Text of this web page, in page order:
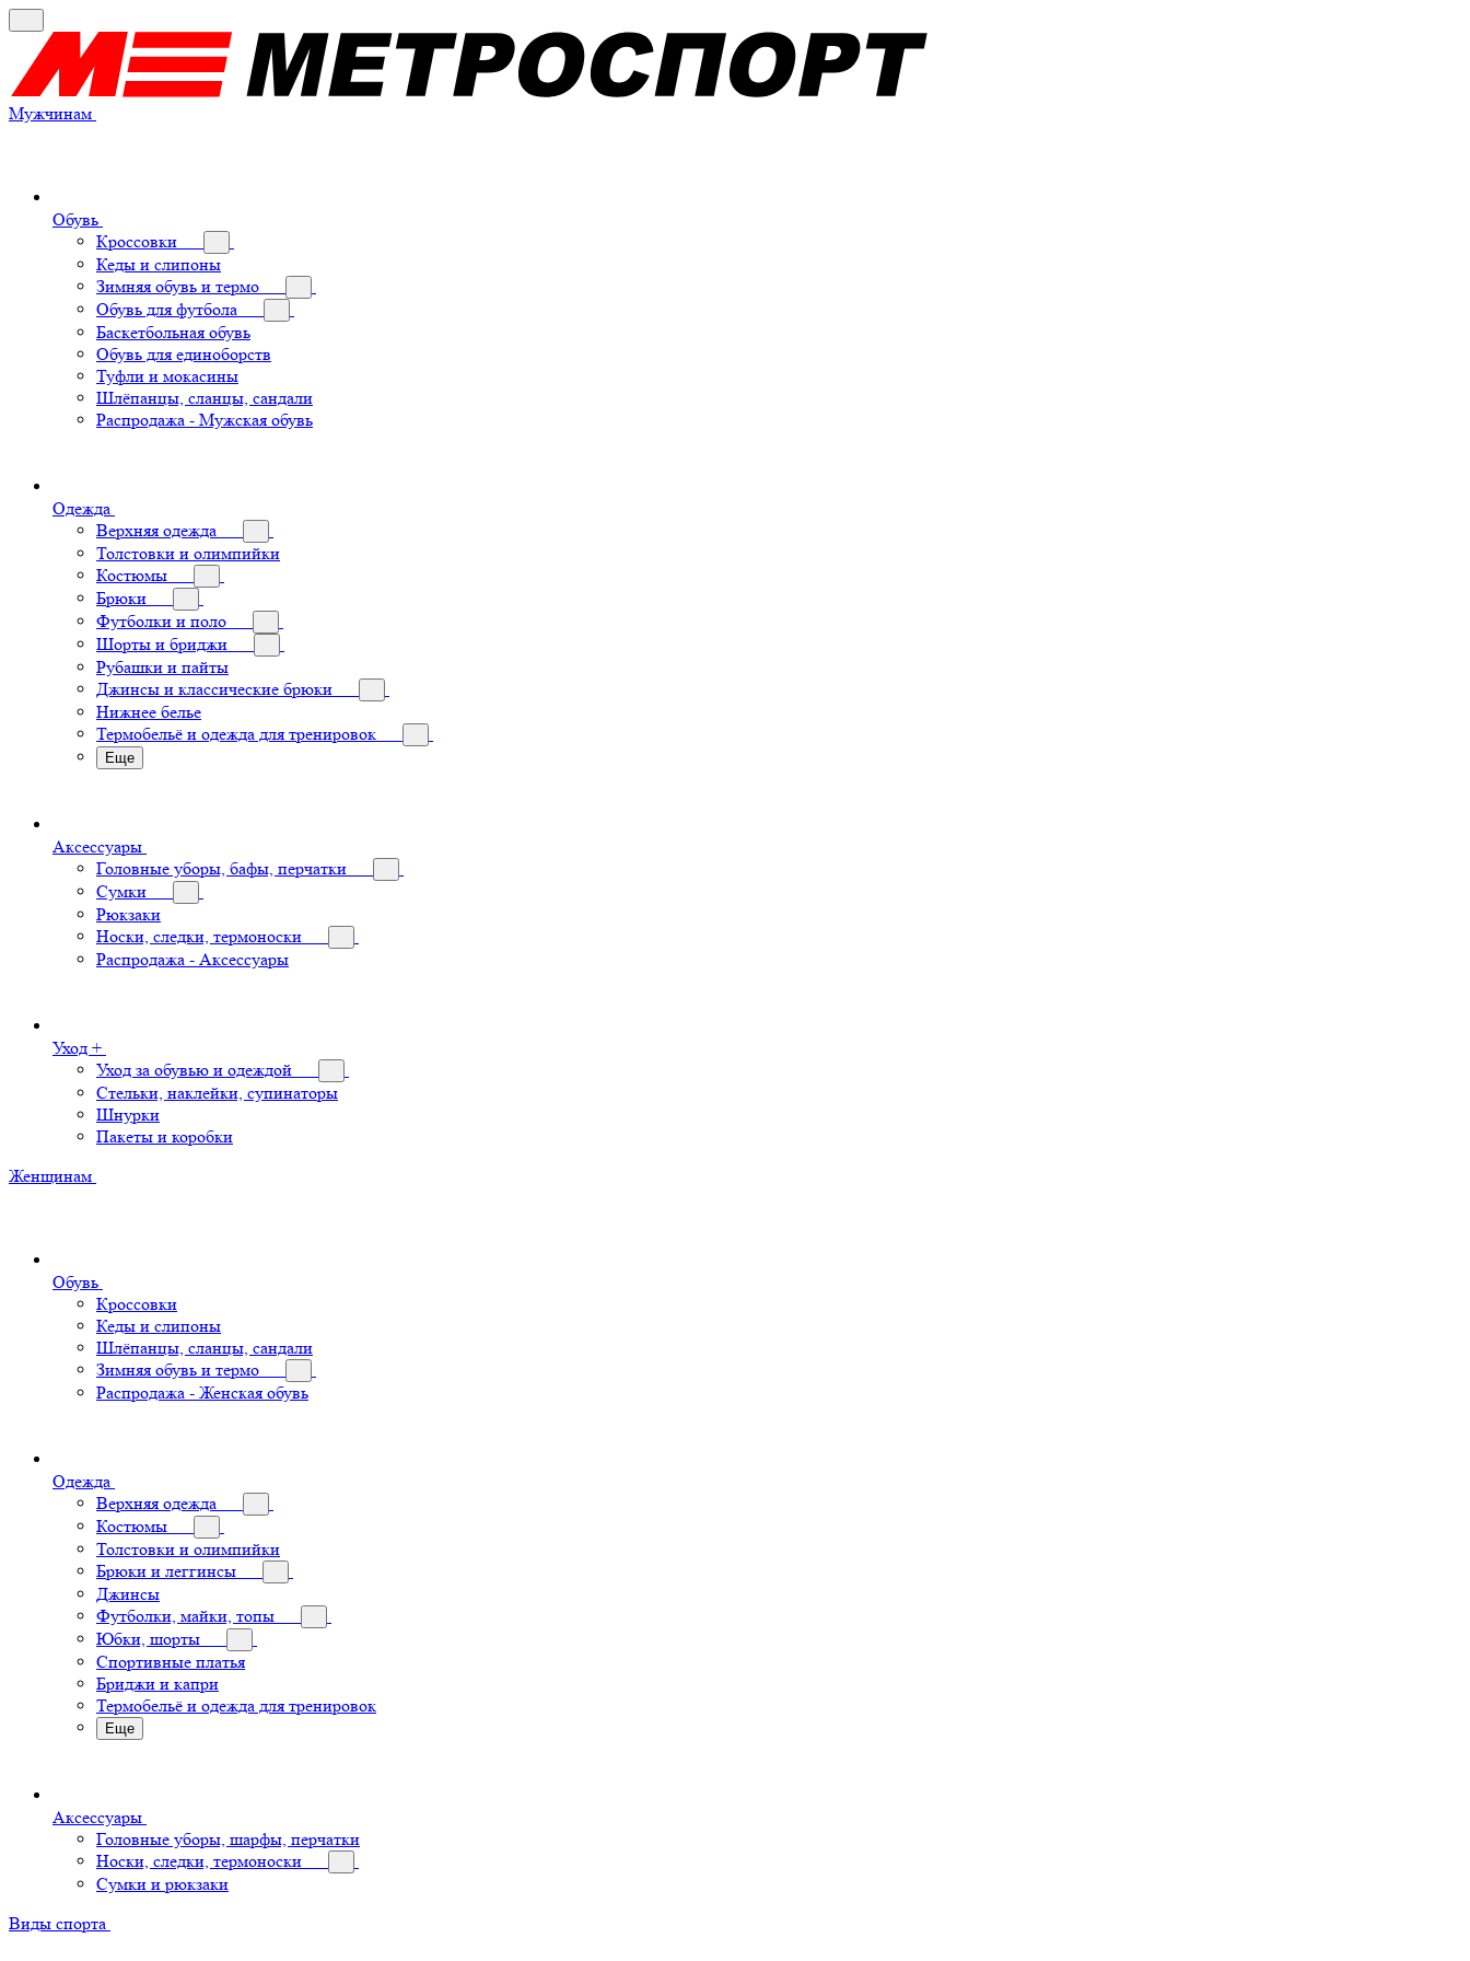
Мужчинам
Обувь
Кроссовки
Кеды и слипоны
Зимняя обувь и термо
Обувь для футбола
Баскетбольная обувь
Обувь для единоборств
Туфли и мокасины
Шлёпанцы, сланцы, сандали
Распродажа - Мужская обувь
Одежда
Верхняя одежда
Толстовки и олимпийки
Костюмы
Брюки
Футболки и поло
Шорты и бриджи
Рубашки и пайты
Джинсы и классические брюки
Нижнее белье
Термобельё и одежда для тренировок
Еще
Аксессуары
Головные уборы, бафы, перчатки
Сумки
Рюкзаки
Носки, следки, термоноски
Распродажа - Аксессуары
Уход +
Уход за обувью и одеждой
Стельки, наклейки, супинаторы
Шнурки
Пакеты и коробки
Женщинам
Обувь
Кроссовки
Кеды и слипоны
Шлёпанцы, сланцы, сандали
Зимняя обувь и термо
Распродажа - Женская обувь
Одежда
Верхняя одежда
Костюмы
Толстовки и олимпийки
Брюки и леггинсы
Джинсы
Футболки, майки, топы
Юбки, шорты
Спортивные платья
Бриджи и капри
Термобельё и одежда для тренировок
Еще
Аксессуары
Головные уборы, шарфы, перчатки
Носки, следки, термоноски
Сумки и рюкзаки
Виды спорта